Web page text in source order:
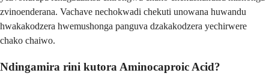
zvinoenderana. Vachave nechokwadi chekuti unowana huwandu
hwakakodzera hwemushonga panguva dzakakodzera yechirwere
chako chaiwo.
Ndingamira rini kutora Aminocaproic Acid?